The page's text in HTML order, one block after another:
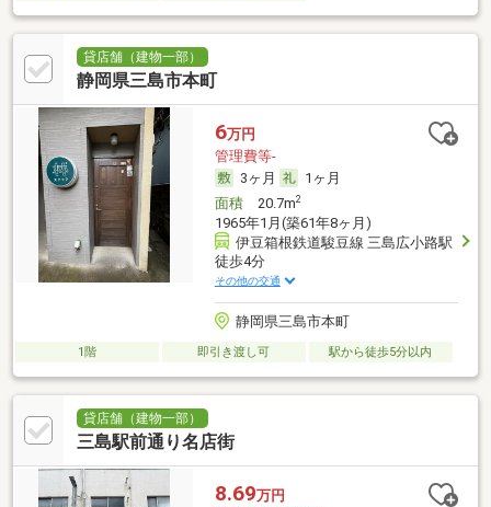
貸店舗（建物一部）
静岡県三島市本町
6万円
管理費等-
3ヶ月
1ヶ月
面積20.7m2
1965年1月(築61年8ヶ月)
伊豆箱根鉄道駿豆線 三島広小路駅
徒歩4分
その他の交通
静岡県三島市本町
1階 即引き渡し可 駅から徒歩5分以内
貸店舗（建物一部）
三島駅前通り名店街
8.69万円